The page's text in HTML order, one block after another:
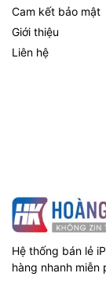
Cam kết bảo mật
Giới thiệu
Liên hệ
Hệ thống bán lẻ
hàng nhanh miễn